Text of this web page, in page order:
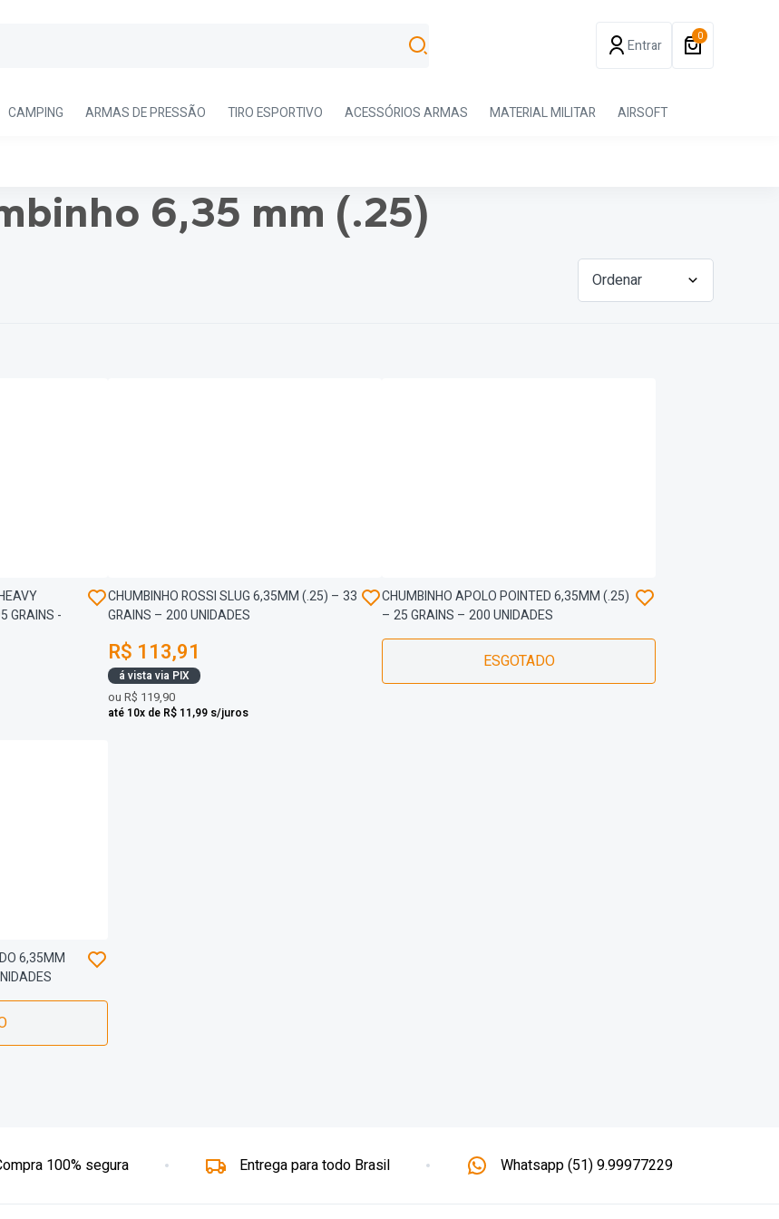
Entrar 0
CAMPING ARMAS DE PRESSÃO TIRO ESPORTIVO ACESSÓRIOS ARMAS MATERIAL MILITAR AIRSOFT
6,35 mm (.25)
Ordenar
GRAINS -
CHUMBINHO ROSSI SLUG 6,35MM (.25) – 33
GRAINS – 200 UNIDADES
R$ 113,91
á vista via PIX
ouR$ 119,90
até 10x de R$ 11,99 s/juros
CHUMBINHO APOLO POINTED 6,35MM (.25)
– 25 GRAINS – 200 UNIDADES
ESGOTADO
6,35MM
100% segura Entrega para todo Brasil Whatsapp (51) 9.99977229